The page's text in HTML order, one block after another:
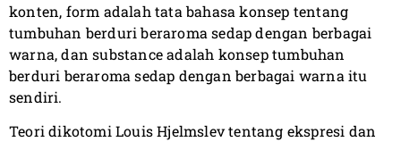
konten, form adalah tata bahasa konsep tentang
tumbuhan berduri beraroma sedap dengan berbagai
warna, dan substance adalah konsep tumbuhan
berduri beraroma sedap dengan berbagai warna itu
sendiri.
Teori dikotomi Louis Hjelmslev tentang ekspresi dan